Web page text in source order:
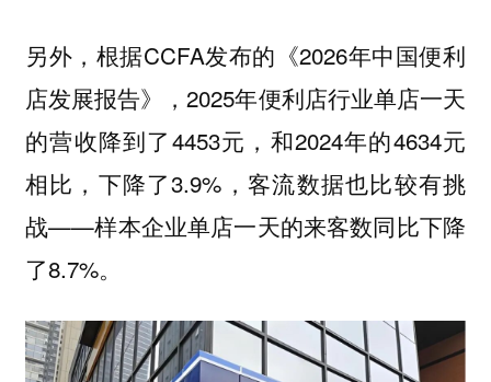
另外，根据CCFA发布的《2026年中国便利
店发展报告》，2025年便利店行业单店一天
的营收降到了4453元，和2024年的4634元
相比，下降了3.9%，客流数据也比较有挑
战——样本企业单店一天的来客数同比下降
了8.7%。